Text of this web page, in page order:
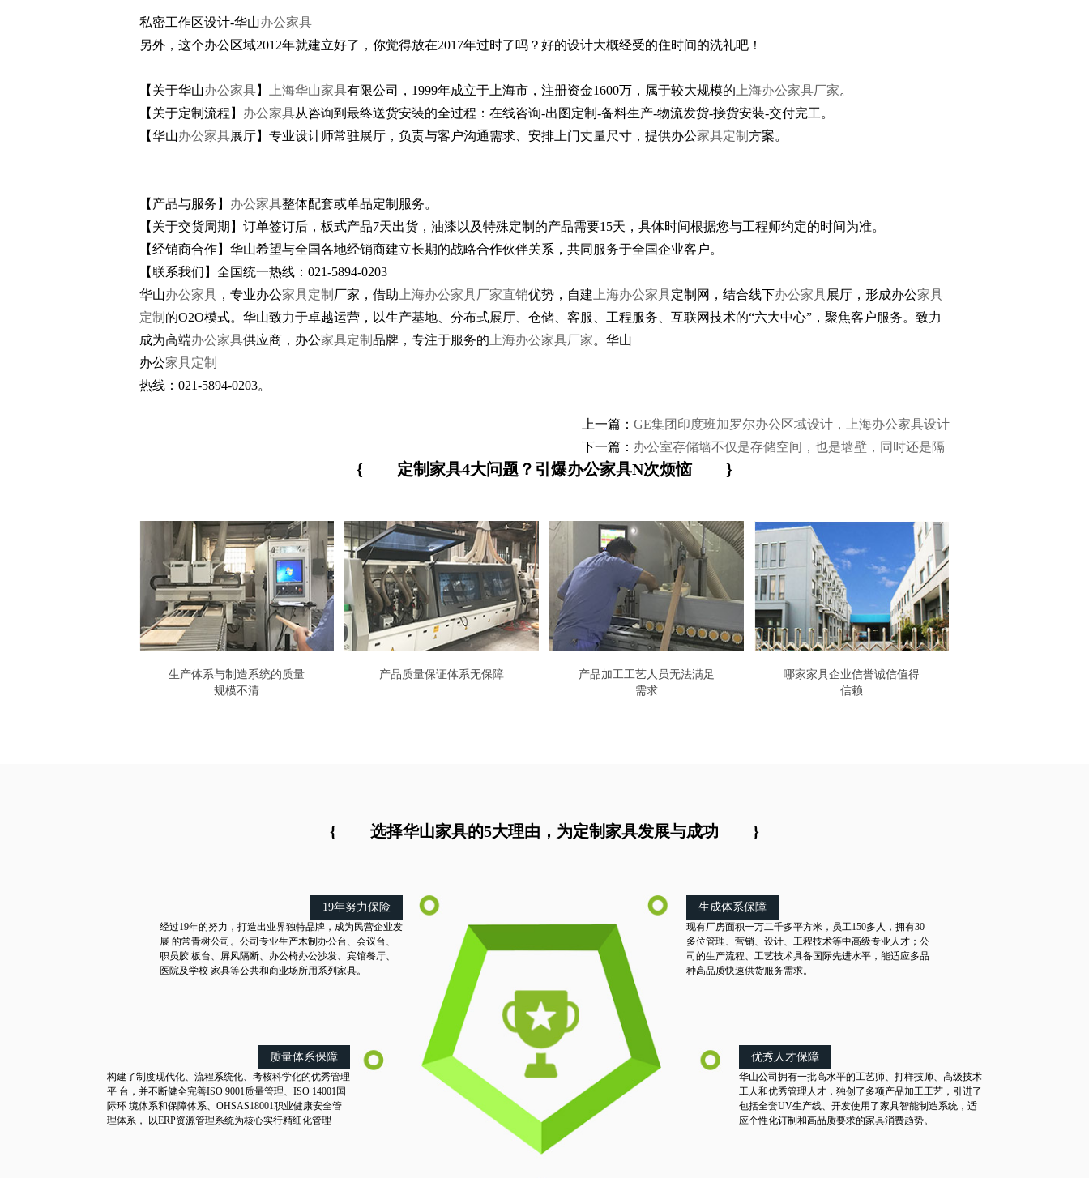
私密工作区设计-华山办公家具
另外，这个办公区域2012年就建立好了，你觉得放在2017年过时了吗？好的设计大概经受的住时间的洗礼吧！
【关于华山办公家具】 上海华山家具有限公司，1999年成立于上海市，注册资金1600万，属于较大规模的 上海办公家具厂家。
【关于定制流程】 办公家具从咨询到最终送货安装的全过程：在线咨询-出图定制-备料生产-物流发货-接货安装-交付完工。
【华山办公家具展厅】专业设计师常驻展厅，负责与客户沟通需求、安排上门丈量尺寸，提供办公家具定制 方案。
【产品与服务】 办公家具整体配套或单品定制服务。
【关于交货周期】订单签订后，板式产品7天出货，油漆以及特殊定制的产品需要15天，具体时间根据您与工程师约定的时间为准。
【经销商合作】华山希望与全国各地经销商建立长期的战略合作伙伴关系，共同服务于全国企业客户。
【联系我们】全国统一热线：021-5894-0203
华山办公家具 ，专业办公家具定制 厂家，借助 上海办公家具厂家直销优势，自建 上海办公家具定制网，结合线下办公家具展厅，形成办公家具
定制 的O2O模式。华山致力于卓越运营，以生产基地、分布式展厅、仓储、客服、工程服务、互联网技术的“六大中心”，聚焦客户服务。致力
成为高端办公家具供应商，办公家具定制 品牌，专注于服务的 上海办公家具厂家。华山
办公家具定制
热线：021-5894-0203。
上一篇： GE集团印度班加罗尔办公区域设计，上海办公家具设计
下一篇： 办公室存储墙不仅是存储空间，也是墙壁，同时还是隔
{ 定制家具4大问题？引爆办公家具N次烦恼 }
生产体系与制造系统的质量
规模不清
产品质量保证体系无保障
产品加工工艺人员无法满足
需求
哪家家具企业信誉诚信值得
信赖
{ 选择华山家具的5大理由，为定制家具发展与成功 }
19年努力保险
经过19年的努力，打造出业界独特品牌，成为民营企业发
展 的常青树公司。公司专业生产木制办公台、会议台、
职员胶 板台、屏风隔断、办公椅办公沙发、宾馆餐厅、
医院及学校 家具等公共和商业场所用系列家具。
质量体系保障
构建了制度现代化、流程系统化、考核科学化的优秀管理
平 台，并不断健全完善ISO 9001质量管理、ISO 14001国
际环 境体系和保障体系、OHSAS18001职业健康安全管
理体系， 以ERP资源管理系统为核心实行精细化管理
优秀人才保障
华山公司拥有一批高水平的工艺师、打样技师、高级技术
工人和优秀管理人才，独创了多项产品加工工艺，引进了
包括全套UV生产线、开发使用了家具智能制造系统，适
应个性化订制和高品质要求的家具消费趋势。
生成体系保障
现有厂房面积一万二千多平方米，员工150多人，拥有30
多位管理、营销、设计、工程技术等中高级专业人才；公
司的生产流程、工艺技术具备国际先进水平，能适应多品
种高品质快速供货服务需求。